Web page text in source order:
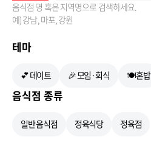
음식점 명 혹은 지역명으로 검색하세요.
예) 강남, 마포, 강원
테마
💕 데이트 🎉 모임·회식 🍽 혼밥
음식점 종류
일반 음식점 정육식당 정육점